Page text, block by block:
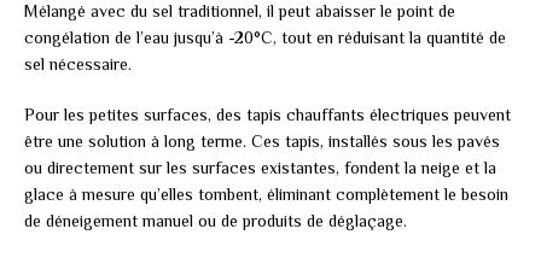
Mélangé avec du sel traditionnel, il peut abaisser le point de
congélation de l’eau jusqu’à -20°C, tout en réduisant la quantité de
sel nécessaire.
Pour les petites surfaces, des tapis chauffants électriques peuvent
être une solution à long terme. Ces tapis, installés sous les pavés
ou directement sur les surfaces existantes, fondent la neige et la
glace à mesure qu’elles tombent, éliminant complètement le besoin
de déneigement manuel ou de produits de déglaçage.